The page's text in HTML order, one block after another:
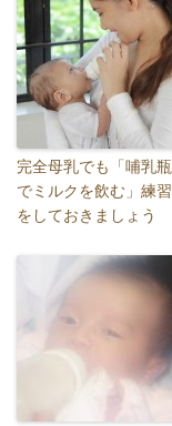
完全母乳でも「哺乳瓶
でミルクを飲む」練習
をしておきましょう